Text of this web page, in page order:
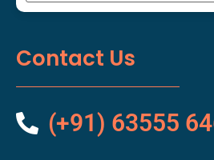
Contact Us
(+91) 63555